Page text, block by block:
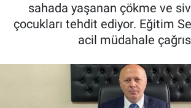
sahada yaşanan çökme ve
çocukları tehdit ediyor. Eğitim
acil müdahale
Haber Arşivi